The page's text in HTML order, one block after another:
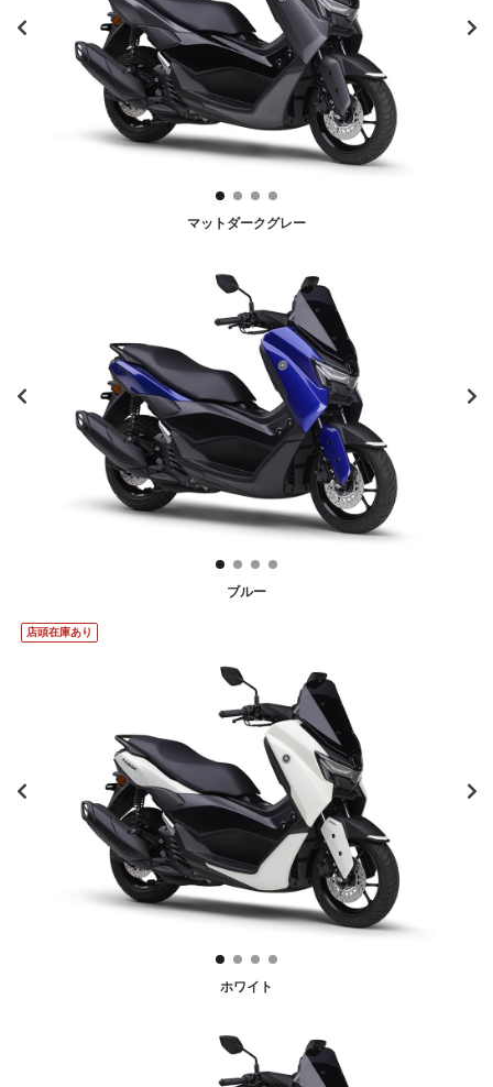
マットダークグレー
ブルー
店頭在庫あり
ホワイト